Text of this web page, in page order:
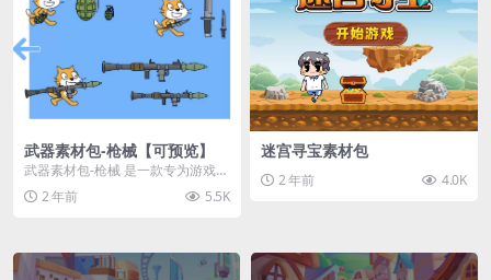
武器素材包-枪械【可预览】
武器素材包-枪械 是一款专为游戏开
发者和创作者设计的素材包，包含
多种高质量的枪械...
2 年前 5.5K
迷宫寻宝素材包
2 年前 4.0K